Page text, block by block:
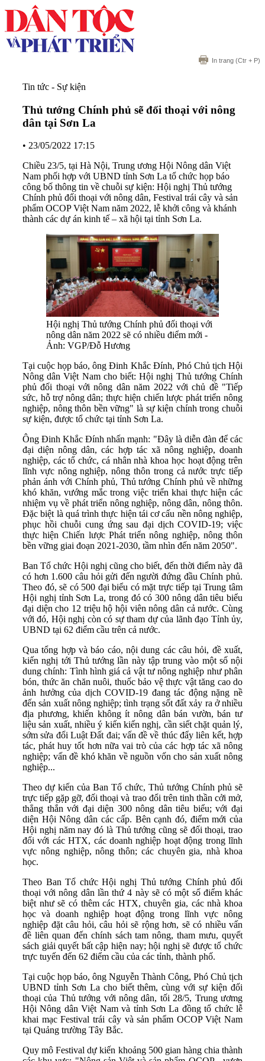
In trang (Ctr + P)
Tin tức - Sự kiện
Thủ tướng Chính phủ sẽ đối thoại với nông
dân tại Sơn La
• 23/05/2022 17:15
Chiều 23/5, tại Hà Nội, Trung ương Hội Nông dân Việt
Nam phối hợp với UBND tỉnh Sơn La tổ chức họp báo
công bố thông tin về chuỗi sự kiện: Hội nghị Thủ tướng
Chính phủ đối thoại với nông dân, Festival trái cây và sản
phẩm OCOP Việt Nam năm 2022, lễ khởi công và khánh
thành các dự án kinh tế – xã hội tại tỉnh Sơn La.
Hội nghị Thủ tướng Chính phủ đối thoại với
nông dân năm 2022 sẽ có nhiều điểm mới -
Ảnh: VGP/Đỗ Hương
Tại cuộc họp báo, ông Đinh Khắc Đính, Phó Chủ tịch Hội
Nông dân Việt Nam cho biết: Hội nghị Thủ tướng Chính
phủ đối thoại với nông dân năm 2022 với chủ đề "Tiếp
sức, hỗ trợ nông dân; thực hiện chiến lược phát triển nông
nghiệp, nông thôn bền vững" là sự kiện chính trong chuỗi
sự kiện, được tổ chức tại tỉnh Sơn La.
Ông Đinh Khắc Đính nhấn mạnh: "Đây là diễn đàn để các
đại diện nông dân, các hợp tác xã nông nghiệp, doanh
nghiệp, các tổ chức, cá nhân nhà khoa học hoạt động trên
lĩnh vực nông nghiệp, nông thôn trong cả nước trực tiếp
phản ánh với Chính phủ, Thủ tướng Chính phủ về những
khó khăn, vướng mắc trong việc triển khai thực hiện các
nhiệm vụ về phát triển nông nghiệp, nông dân, nông thôn.
Đặc biệt là quá trình thực hiện tái cơ cấu nền nông nghiệp,
phục hồi chuỗi cung ứng sau đại dịch COVID-19; việc
thực hiện Chiến lược Phát triển nông nghiệp, nông thôn
bền vững giai đoạn 2021-2030, tầm nhìn đến năm 2050".
Ban Tổ chức Hội nghị cũng cho biết, đến thời điểm này đã
có hơn 1.600 câu hỏi gửi đến người đứng đầu Chính phủ.
Theo đó, sẽ có 500 đại biểu có mặt trực tiếp tại Trung tâm
Hội nghị tỉnh Sơn La, trong đó có 300 nông dân tiêu biểu
đại diện cho 12 triệu hộ hội viên nông dân cả nước. Cùng
với đó, Hội nghị còn có sự tham dự của lãnh đạo Tỉnh ủy,
UBND tại 62 điểm cầu trên cả nước.
Qua tổng hợp và báo cáo, nội dung các câu hỏi, đề xuất,
kiến nghị tới Thủ tướng lần này tập trung vào một số nội
dung chính: Tình hình giá cả vật tư nông nghiệp như phân
bón, thức ăn chăn nuôi, thuốc bảo vệ thực vật tăng cao do
ảnh hưởng của dịch COVID-19 đang tác động nặng nề
đến sản xuất nông nghiệp; tình trạng sốt đất xảy ra ở nhiều
địa phương, khiến không ít nông dân bán vườn, bán tư
liệu sản xuất, nhiều ý kiến kiến nghị, cần siết chặt quản lý,
sớm sửa đổi Luật Đất đai; vấn đề về thúc đẩy liên kết, hợp
tác, phát huy tốt hơn nữa vai trò của các hợp tác xã nông
nghiệp; vấn đề khó khăn về nguồn vốn cho sản xuất nông
nghiệp...
Theo dự kiến của Ban Tổ chức, Thủ tướng Chính phủ sẽ
trực tiếp gặp gỡ, đối thoại và trao đổi trên tinh thần cởi mở,
thẳng thắn với đại diện 300 nông dân tiêu biểu; với đại
diện Hội Nông dân các cấp. Bên cạnh đó, điểm mới của
Hội nghị năm nay đó là Thủ tướng cũng sẽ đối thoại, trao
đổi với các HTX, các doanh nghiệp hoạt động trong lĩnh
vực nông nghiệp, nông thôn; các chuyên gia, nhà khoa
học.
Theo Ban Tổ chức Hội nghị Thủ tướng Chính phủ đối
thoại với nông dân lần thứ 4 này sẽ có một số điểm khác
biệt như sẽ có thêm các HTX, chuyên gia, các nhà khoa
học và doanh nghiệp hoạt động trong lĩnh vực nông
nghiệp đặt câu hỏi, câu hỏi sẽ rộng hơn, sẽ có nhiều vấn
đề liên quan đến chính sách tam nông, tham mưu, quyết
sách giải quyết bất cập hiện nay; hội nghị sẽ được tổ chức
trực tuyến đến 62 điểm cầu của các tỉnh, thành phố.
Tại cuộc họp báo, ông Nguyễn Thành Công, Phó Chủ tịch
UBND tỉnh Sơn La cho biết thêm, cùng với sự kiện đối
thoại của Thủ tướng với nông dân, tối 28/5, Trung ươmg
Hội Nông dân Việt Nam và tỉnh Sơn La đồng tổ chức lễ
khai mạc Festival trái cây và sản phẩm OCOP Việt Nam
tại Quảng trường Tây Bắc.
Quy mô Festival dự kiến khoảng 500 gian hàng chia thành